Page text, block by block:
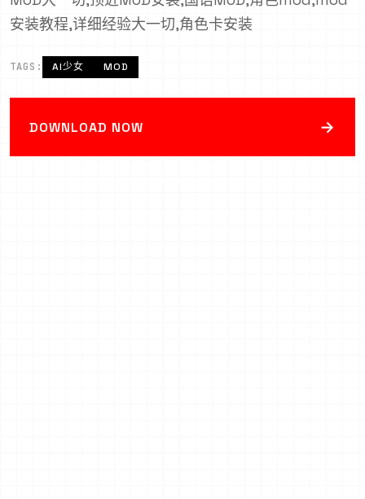
安装教程,详细经验大一切,角色卡安装
TAGS: AI少女 MOD
DOWNLOAD NOW →